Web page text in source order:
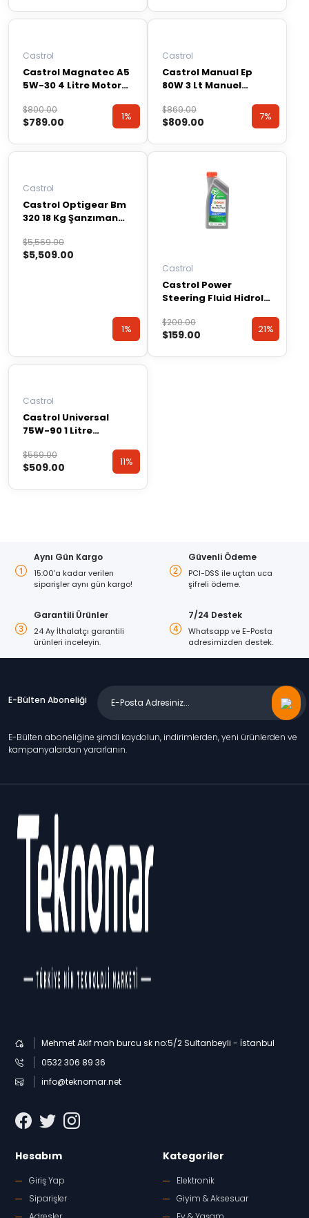
Discount
$1,099.00.
Discount
1%
Discount
Castrol
Castrol Magnatec A5
5W-30 4 Litre Motor
)
$800.00
Orijinal
fiyat:
$789.00
Şu
andaki
$789.00.
7%
Discount
Castrol
Castrol Manual Ep
80W 3 Lt Manuel
Şanzıman Yağı
$869.00
Orijinal
fiyat:
$809.00
Şu
andaki
$809.00.
1%
Discount
Castrol
Castrol Optigear Bm
320 18 Kg Şanzıman
)
$5,569.00
Orijinal
fiyat:
$5,509.00
Şu
andaki
21%
Discount
Castrol
Castrol Power
Steering Fluid Hidrolik
Yağı 1 L
$200.00
Orijinal
fiyat:
$159.00
Şu
andaki
11%
Discount
Castrol
Castrol Universal
75W-90 1 Litre
Üretim Yılı: 2022 )
$569.00
Orijinal
fiyat:
$509.00
Şu
andaki
Aynı Gün Kargo
15:00’a kadar verilen
siparişler aynı gün kargo!
Güvenli Ödeme
PCI-DSS ile uçtan uca
şifreli ödeme.
Garantili Ürünler
24 Ay İthalatçı garantili
ürünleri inceleyin.
7/24 Destek
Whatsapp ve E-Posta
adresimizden destek.
E-Bülten Aboneliği
E-Bülten aboneliğine şimdi kaydolun, indirimlerden, yeni ürünlerden ve
kampanyalardan yararlanın.
Mehmet Akif mah burcu sk no:5/2 Sultanbeyli - İstanbul
0532 306 89 36
info@teknomar.net
Hesabım
Giriş Yap
Siparişler
Kategoriler
Elektronik
Giyim & Aksesuar